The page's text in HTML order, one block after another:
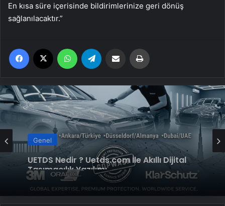
En kısa süre içerisinde bildirimlerinize geri dönüş
sağlanılacaktır.”
Facebook WhatsApp Email'den paylaş
Genel
Genel
Yeni Dünya Düzensizliği Çağında Türk Dış
Politikası ve Hakan Fidan Faktörü